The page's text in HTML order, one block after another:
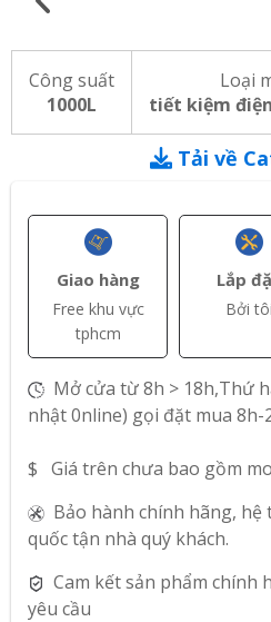
Công suất
1000L
Loại
tiết kiệm
Tải về
Giao hàng
Free khu vực
tphcm
Lắp
Bởi tôi
Mở cửa từ 8h > 18h,Thứ
nhật 0nline) gọi đặt mua 8h-
$ Giá trên chưa bao gồm
Bảo hành chính hãng,
quốc tận nhà quý khách.
Cam kết sản phẩm chính
yêu cầu